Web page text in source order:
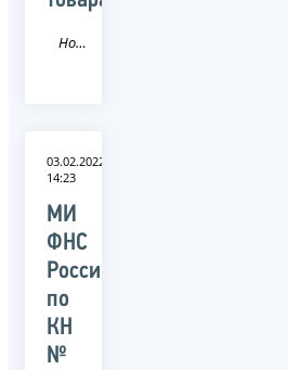
Новость
03.02.2022
14:23
МИ
ФНС
России
по
КН
№